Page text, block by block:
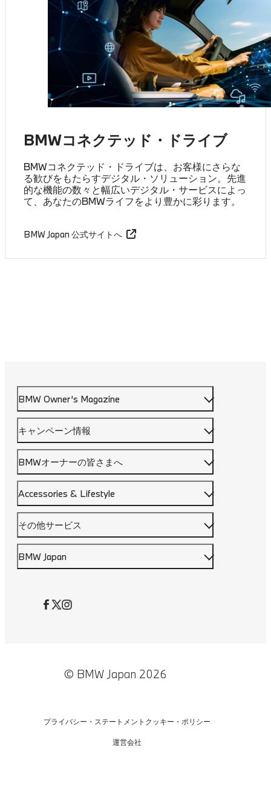
BMWコネクテッド・ドライブ
BMWコネクテッド・ドライブは、お客様にさらな
る歓びをもたらすデジタル・ソリューション。先進
的な機能の数々と幅広いデジタル・サービスによっ
て、あなたのBMWライフをより豊かに彩ります。
BMW Japan 公式サイトへ
BMW Owner’s Magazine
キャンペーン情報
BMWオーナーの皆さまへ
Accessories & Lifestyle
その他サービス
BMW Japan
© BMW Japan 2026
プライバシー・ステートメント クッキー・ポリシー
運営会社